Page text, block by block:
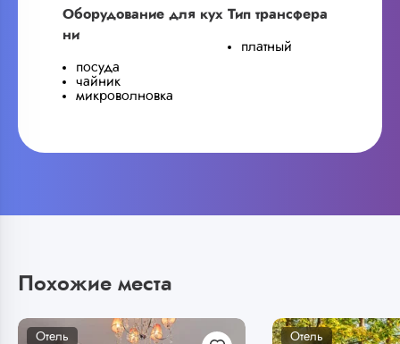
Оборудование для кух
ни
посуда
чайник
микроволновка
Тип трансфера
платный
Похожие места
Отель Отель